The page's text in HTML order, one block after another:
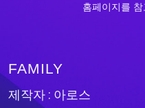
홈페이지를
FAMILY
제작자 : 아로스